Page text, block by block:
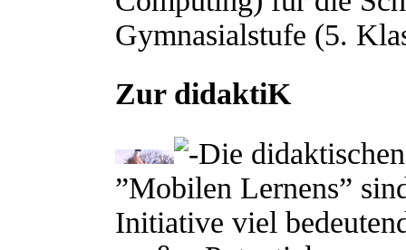
Gymnasialstufe (5.
Zur didaktiK
Die
”Mobilen Lernens”
Initiative viel